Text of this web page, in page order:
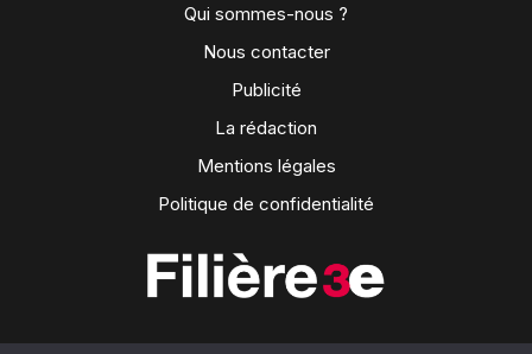
Qui sommes-nous ?
Nous contacter
Publicité
La rédaction
Mentions légales
Politique de confidentialité